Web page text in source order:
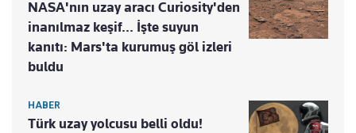
NASA'nın uzay aracı Curiosity'den
inanılmaz keşif... İşte suyun
kanıtı: Mars'ta kurumuş göl izleri
buldu
HABER
Türk uzay yolcusu belli oldu!